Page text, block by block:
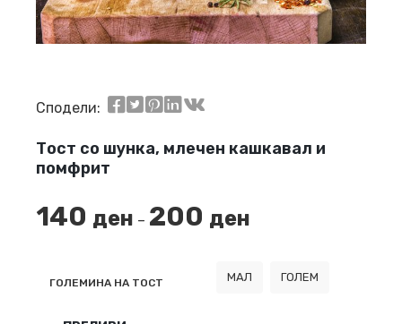
Сподели:
Тост со шунка, млечен кашкавал и
помфрит
140 ден – 200 ден
ГОЛЕМИНА НА ТОСТ МАЛ ГОЛЕМ